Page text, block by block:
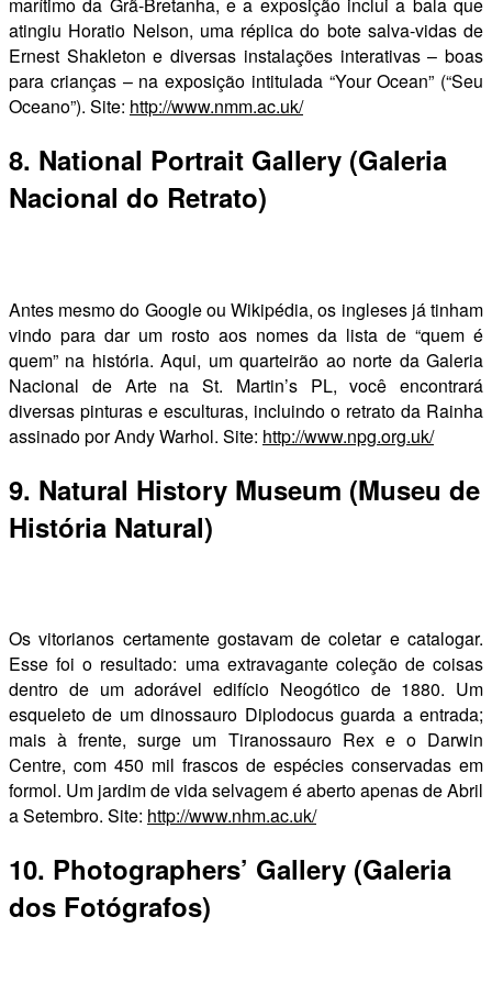
atingiu Horatio Nelson, uma réplica do bote salva-vidas de
Ernest Shakleton e diversas instalações interativas – boas
para crianças – na exposição intitulada “Your Ocean” (“Seu
Oceano”). Site: http://www.nmm.ac.uk/
8. National Portrait Gallery (Galeria
Nacional do Retrato)
Antes mesmo do Google ou Wikipédia, os ingleses já tinham
vindo para dar um rosto aos nomes da lista de “quem é
quem” na história. Aqui, um quarteirão ao norte da Galeria
Nacional de Arte na St. Martin’s PL, você encontrará
diversas pinturas e esculturas, incluindo o retrato da Rainha
assinado por Andy Warhol. Site: http://www.npg.org.uk/
9. Natural History Museum (Museu de
História Natural)
Os vitorianos certamente gostavam de coletar e catalogar.
Esse foi o resultado: uma extravagante coleção de coisas
dentro de um adorável edifício Neogótico de 1880. Um
esqueleto de um dinossauro Diplodocus guarda a entrada;
mais à frente, surge um Tiranossauro Rex e o Darwin
Centre, com 450 mil frascos de espécies conservadas em
formol. Um jardim de vida selvagem é aberto apenas de Abril
a Setembro. Site: http://www.nhm.ac.uk/
10. Photographers’ Gallery (Galeria
dos Fotógrafos)